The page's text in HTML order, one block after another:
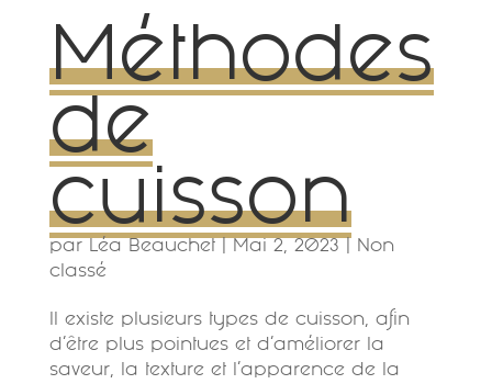
Méthodes
de
cuisson
parLéa Beauchet|Mai 2, 2023| Non
classé
Il existe plusieurs types de cuisson, afin
d’être plus pointues et d’améliorer la
saveur, la texture et l’apparence de la